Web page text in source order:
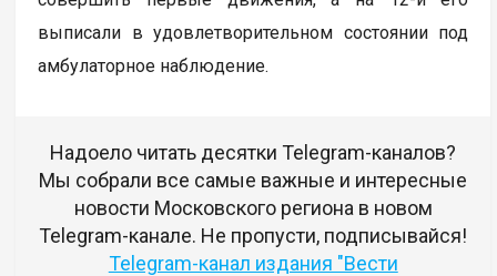
выписали в удовлетворительном состоянии под
амбулаторное наблюдение.
Надоело читать десятки Telegram-каналов?
Мы собрали все самые важные и интересные
новости Московского региона в новом
Telegram-канале. Не пропусти, подписывайся!
Telegram-канал издания "Вести